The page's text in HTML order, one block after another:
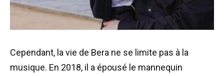
Cependant, la vie de Bera ne se limite pas à la
musique. En 2018, il a épousé le mannequin